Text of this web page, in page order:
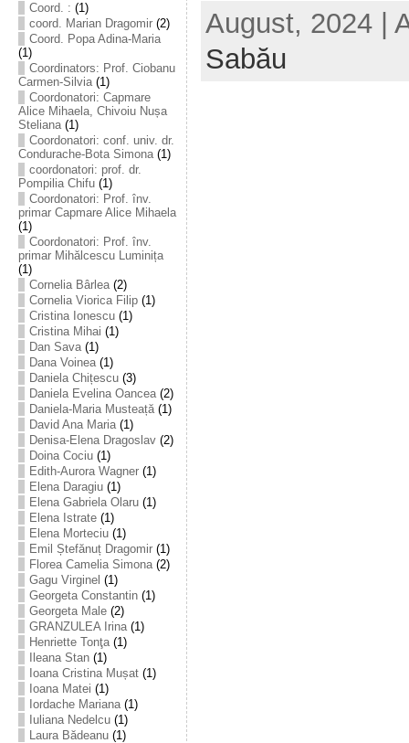
Coord. : (1)
coord. Marian Dragomir(2)
Coord. Popa Adina-Maria
(1)
Coordinators: Prof. Ciobanu
Carmen-Silvia(1)
Coordonatori: Capmare
Alice Mihaela, Chivoiu Nușa
Steliana(1)
Coordonatori: conf. univ. dr.
Condurache-Bota Simona(1)
coordonatori: prof. dr.
Pompilia Chifu(1)
Coordonatori: Prof. înv.
primar Capmare Alice Mihaela
(1)
Coordonatori: Prof. înv.
primar Mihălcescu Luminița
(1)
Cornelia Bârlea(2)
Cornelia Viorica Filip(1)
Cristina Ionescu(1)
Cristina Mihai (1)
Dan Sava(1)
Dana Voinea(1)
Daniela Chițescu(3)
Daniela Evelina Oancea(2)
Daniela-Maria Musteață(1)
David Ana Maria(1)
Denisa-Elena Dragoslav(2)
Doina Cociu(1)
Edith-Aurora Wagner(1)
Elena Daragiu(1)
Elena Gabriela Olaru(1)
Elena Istrate(1)
Elena Morteciu(1)
Emil Ștefănuț Dragomir(1)
Florea Camelia Simona(2)
Gagu Virginel (1)
Georgeta Constantin(1)
Georgeta Male(2)
GRANZULEA Irina(1)
Henriette Tonţa(1)
Ileana Stan(1)
Ioana Cristina Mușat(1)
Ioana Matei (1)
Iordache Mariana(1)
Iuliana Nedelcu(1)
Laura Bădeanu(1)
August, 2024 |
Sabău